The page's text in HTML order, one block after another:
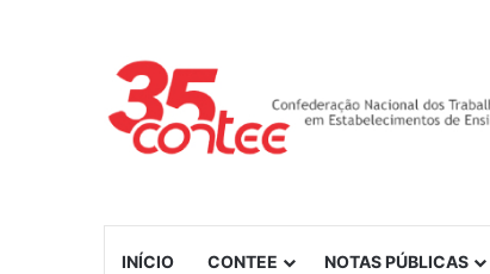
INÍCIO CONTEE NOTAS PÚBLICAS